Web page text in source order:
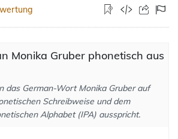
Monika Gruber phonetisch aus
das German-Wort Monika Gruber auf
Schreibweise und dem
Alphabet (IPA) ausspricht.